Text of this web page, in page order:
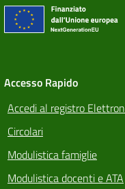
Accesso Rapido
Accedi al registro
Circolari
Modulistica famiglie
Modulistica docenti e ATA